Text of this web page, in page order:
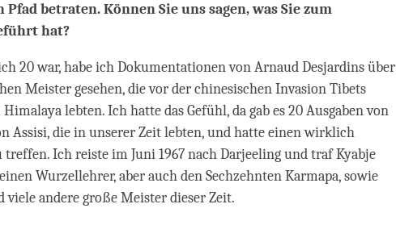
betraten. Können Sie uns sagen, was Sie zum
hat?
20 war, habe ich Dokumentationen von Arnaud Desjardins über
Meister gesehen, die vor der chinesischen Invasion Tibets
lebten. Ich hatte das Gefühl, da gab es 20 Ausgaben von
Assisi, die in unserer Zeit lebten, und hatte einen wirklich
treffen. Ich reiste im Juni 1967 nach Darjeeling und traf Kyabje
Wurzellehrer, aber auch den Sechzehnten Karmapa, sowie
viele andere große Meister dieser Zeit.